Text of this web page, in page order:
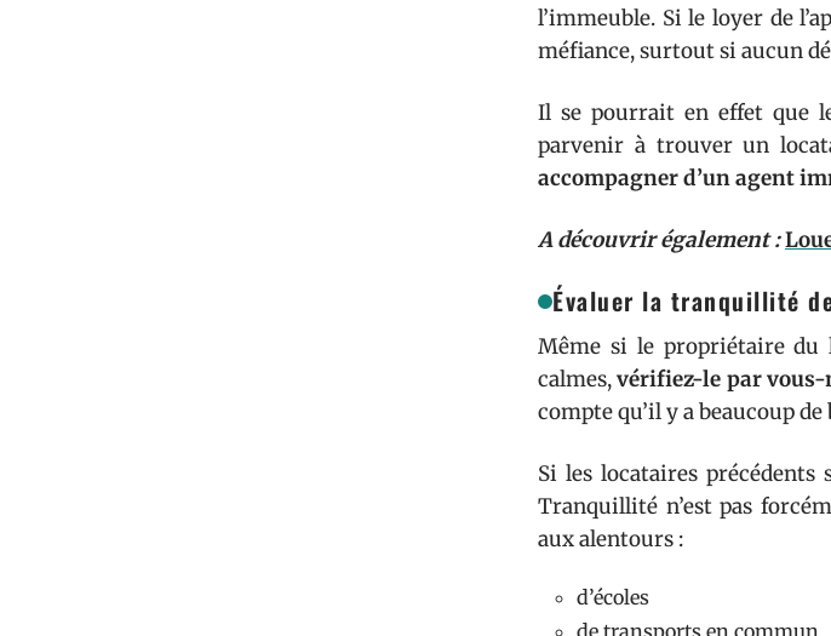
l’immeuble. Si le loyer de
méfiance, surtout si aucun
Il se pourrait en effet que
parvenir à trouver un
accompagner d’un agent
A découvrir également :
Évaluer la tranquillité
Même si le propriétaire du
calmes,vérifiez-le par vous-
compte qu’il y a beaucoup
Si les locataires
Tranquillité n’est pas
aux alentours :
d’écoles
de transports en commun